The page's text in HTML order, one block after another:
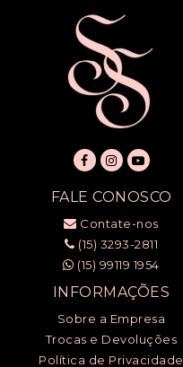
FALE CONOSCO
Contate-nos
(15) 3293-2811
(15) 99119 1954
INFORMAÇÕES
Sobre a Empresa
Trocas e Devoluções
Política de Privacidade